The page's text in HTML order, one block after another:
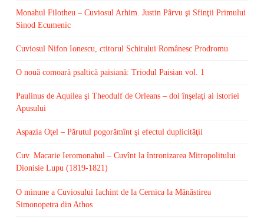
Monahul Filotheu – Cuviosul Arhim. Justin Pârvu şi Sfinţii Primului
Sinod Ecumenic
Cuviosul Nifon Ionescu, ctitorul Schitului Românesc Prodromu
O nouă comoară psaltică paisiană: Triodul Paisian vol. 1
Paulinus de Aquilea şi Theodulf de Orleans – doi înşelaţi ai istoriei
Apusului
Aspazia Oţel – Părutul pogorămînt şi efectul duplicităţii
Cuv. Macarie Ieromonahul – Cuvînt la întronizarea Mitropolitului
Dionisie Lupu (1819-1821)
O minune a Cuviosului Iachint de la Cernica la Mănăstirea
Simonopetra din Athos